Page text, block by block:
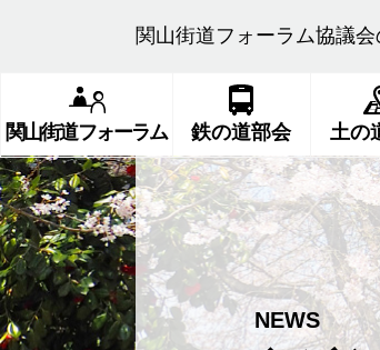
関山街道フォーラム協議
関山街道フォーラム 鉄の道部会 土の